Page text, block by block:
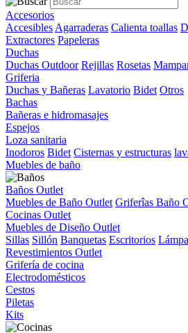
Accesorios
Accesibles Agarraderas Calienta toallas
Extractores Papeleras
Duchas
Duchas Outdoor Rejillas Rosetas
Griferia
Duchas y Bañeras Lavatorio Bidet Otros
Bachas
Bañeras e hidromasajes
Espejos
Loza sanitaria
Inodoros Bidet Cisternas y estructuras
Muebles de baño
Baños Outlet
Muebles de Baño Outlet Griferîas Baño
Cocinas Outlet
Muebles de Diseño Outlet
Sillas Sillón Banquetas Escritorios
Revestimientos Outlet
Grifería de cocina
Electrodomésticos
Cestos
Piletas
Kits